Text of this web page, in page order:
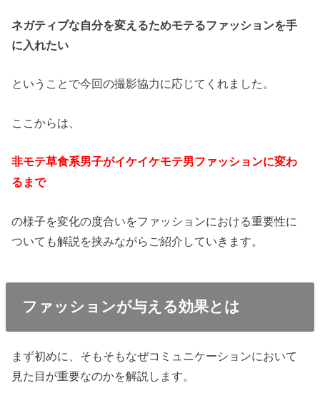
ネガティブな自分を変えるためモテるファッションを手
に入れたい
ということで今回の撮影協力に応じてくれました。
ここからは、
非モテ草食系男子がイケイケモテ男ファッションに変わ
るまで
の様子を変化の度合いをファッションにおける重要性に
ついても解説を挟みながらご紹介していきます。
ファッションが与える効果とは
まず初めに、そもそもなぜコミュニケーションにおいて
見た目が重要なのかを解説します。